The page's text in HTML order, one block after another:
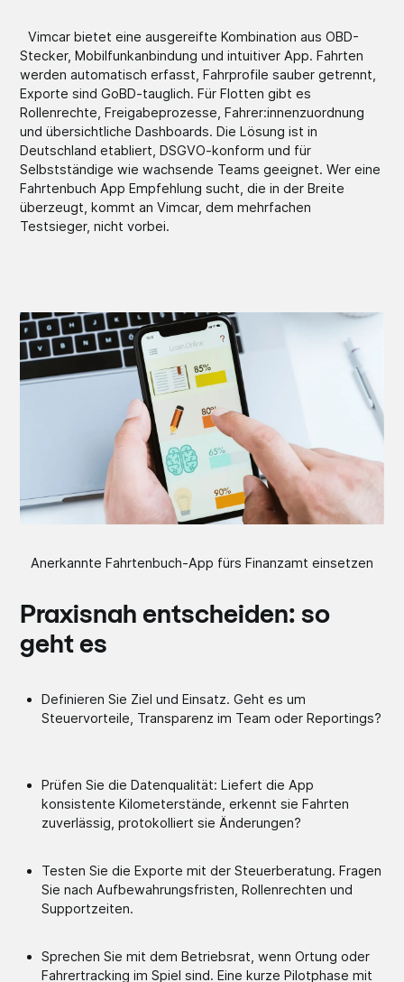
Vimcar bietet eine ausgereifte Kombination aus OBD-
Stecker, Mobilfunkanbindung und intuitiver App. Fahrten
werden automatisch erfasst, Fahrprofile sauber getrennt,
Exporte sind GoBD-tauglich. Für Flotten gibt es
Rollenrechte, Freigabeprozesse, Fahrer:innenzuordnung
und übersichtliche Dashboards. Die Lösung ist in
Deutschland etabliert, DSGVO-konform und für
Selbstständige wie wachsende Teams geeignet. Wer eine
Fahrtenbuch App Empfehlung sucht, die in der Breite
überzeugt, kommt an Vimcar, dem mehrfachen
Testsieger, nicht vorbei.
Anerkannte Fahrtenbuch-App fürs Finanzamt einsetzen
Praxisnah entscheiden: so
geht es
Definieren Sie Ziel und Einsatz. Geht es um
Steuervorteile, Transparenz im Team oder Reportings?
Prüfen Sie die Datenqualität: Liefert die App
konsistente Kilometerstände, erkennt sie Fahrten
zuverlässig, protokolliert sie Änderungen?
Testen Sie die Exporte mit der Steuerberatung. Fragen
Sie nach Aufbewahrungsfristen, Rollenrechten und
Supportzeiten.
Sprechen Sie mit dem Betriebsrat, wenn Ortung oder
Fahrertracking im Spiel sind. Eine kurze Pilotphase mit